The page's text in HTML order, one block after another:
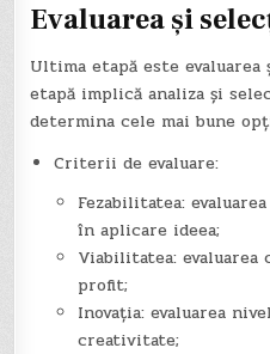
Evaluarea și
Ultima etapă este
etapă implică analiza și
determina cele mai bune
Criterii de evaluare:
Fezabilitatea:
în aplicare ideea;
Viabilitatea:
profit;
Inovația: evaluarea
creativitate;